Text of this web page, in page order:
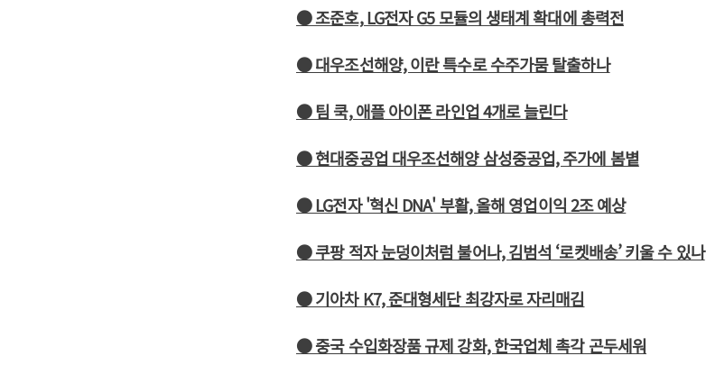
● 조준호, LG전자 G5 모듈의 생태계 확대에 총력전
● 대우조선해양, 이란 특수로 수주가뭄 탈출하나
● 팀 쿡, 애플 아이폰 라인업 4개로 늘린다
● 현대중공업 대우조선해양 삼성중공업, 주가에 봄볕
● LG전자 '혁신 DNA' 부활, 올해 영업이익 2조 예상
● 쿠팡 적자 눈덩이처럼 불어나, 김범석 ‘로켓배송’ 키울 수 있나
● 기아차 K7, 준대형세단 최강자로 자리매김
● 중국 수입화장품 규제 강화, 한국업체 촉각 곤두세워